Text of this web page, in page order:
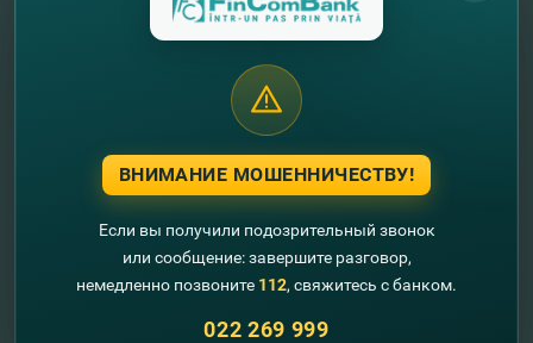
Оставьте свои контактные данные и мы
ВНИМАНИЕ МОШЕННИЧЕСТВУ!
Если вы получили подозрительный звонок
или сообщение: завершите разговор,
немедленно позвоните 112, свяжитесь с банком.
022 269 999